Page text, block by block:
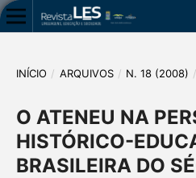
INÍCIO / ARQUIVOS / N. 18 (2008) /
O ATENEU NA
HISTÓRICO-
BRASILEIRA DO